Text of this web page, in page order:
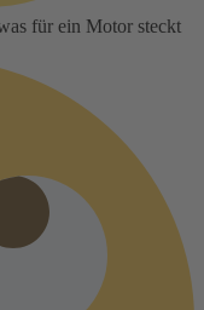
für ein Motor steckt